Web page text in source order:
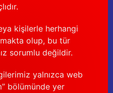
kişilerle herhangi
olup, bu tür
sorumlu değildir.
yalnızca web
bölümünde yer